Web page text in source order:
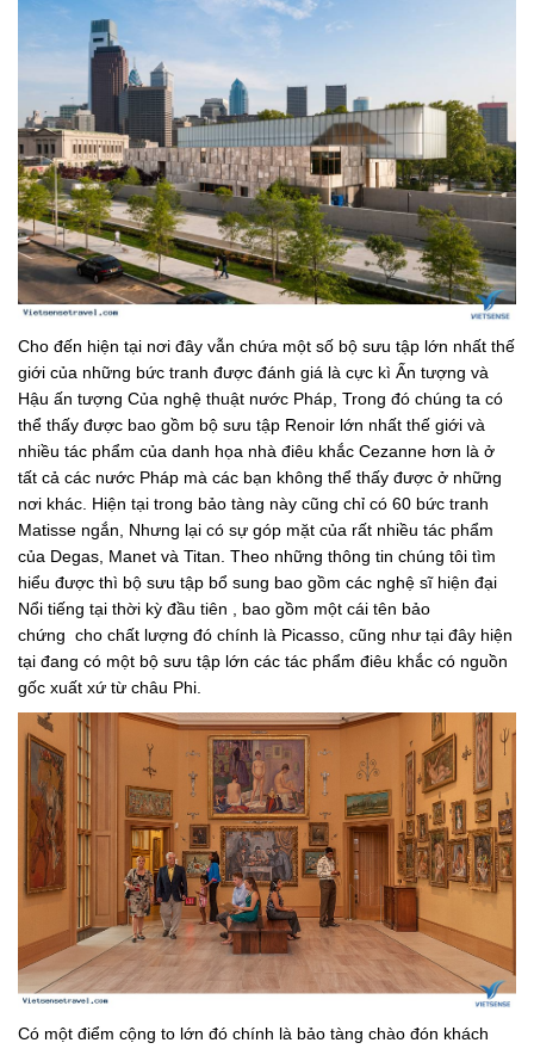
Cho đến hiện tại nơi đây vẫn chứa một số bộ sưu tập lớn nhất thế
giới của những bức tranh được đánh giá là cực kì Ấn tượng và
Hậu ấn tượng Của nghệ thuật nước Pháp, Trong đó chúng ta có
thể thấy được bao gồm bộ sưu tập Renoir lớn nhất thế giới và
nhiều tác phẩm của danh họa nhà điêu khắc Cezanne hơn là ở
tất cả các nước Pháp mà các bạn không thể thấy được ở những
nơi khác. Hiện tại trong bảo tàng này cũng chỉ có 60 bức tranh
Matisse ngắn, Nhưng lại có sự góp mặt của rất nhiều tác phẩm
của Degas, Manet và Titan. Theo những thông tin chúng tôi tìm
hiểu được thì bộ sưu tập bổ sung bao gồm các nghệ sĩ hiện đại
Nổi tiếng tại thời kỳ đầu tiên , bao gồm một cái tên bảo
chứng cho chất lượng đó chính là Picasso, cũng như tại đây hiện
tại đang có một bộ sưu tập lớn các tác phẩm điêu khắc có nguồn
gốc xuất xứ từ châu Phi.
Có một điểm cộng to lớn đó chính là bảo tàng chào đón khách